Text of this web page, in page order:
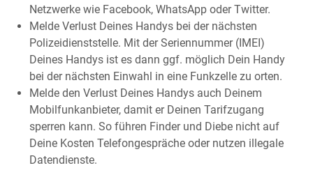
Netzwerke wie Facebook, WhatsApp oder Twitter.
Melde Verlust Deines Handys bei der nächsten
Polizeidienststelle. Mit der Seriennummer (IMEI)
Deines Handys ist es dann ggf. möglich Dein Handy
bei der nächsten Einwahl in eine Funkzelle zu orten.
Melde den Verlust Deines Handys auch Deinem
Mobilfunkanbieter, damit er Deinen Tarifzugang
sperren kann. So führen Finder und Diebe nicht auf
Deine Kosten Telefongespräche oder nutzen illegale
Datendienste.